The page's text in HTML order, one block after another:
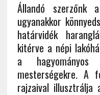
Állandó szerzőnk
ugyanakkor
határvidék
kitérve a népi
a
mesterségekre.
rajzaival